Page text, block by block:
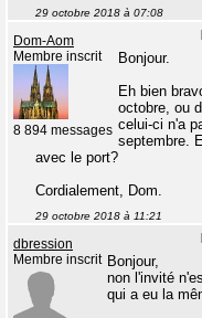
29 octobre 2018 à 07:08
Dom-Aom
Membre inscrit
8 894 messages
Bonjour.
Eh bien
octobre, ou
celui-ci n'a
septembre.
avec le port?
Cordialement, Dom.
29 octobre 2018 à 11:21
dbression
Membre inscrit Bonjour,
non l'invité
qui a eu la